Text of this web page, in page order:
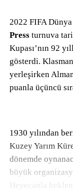
2022 FIFA Dünya
Pressturnuva
Kupası’nın 92
gösterdi.
yerleşirken
puanla üçüncü
1930 yılından
Kuzey Yarım
dönemde
büyük
Heyecanla